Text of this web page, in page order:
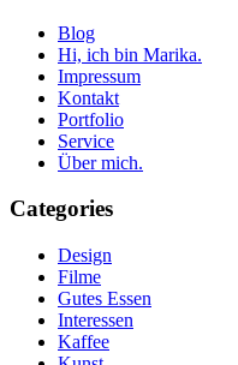
Blog
Hi, ich bin Marika.
Impressum
Kontakt
Portfolio
Service
Über mich.
Categories
Design
Filme
Gutes Essen
Interessen
Kaffee